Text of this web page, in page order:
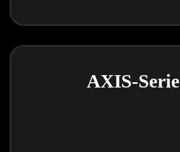
AXIS-Serie